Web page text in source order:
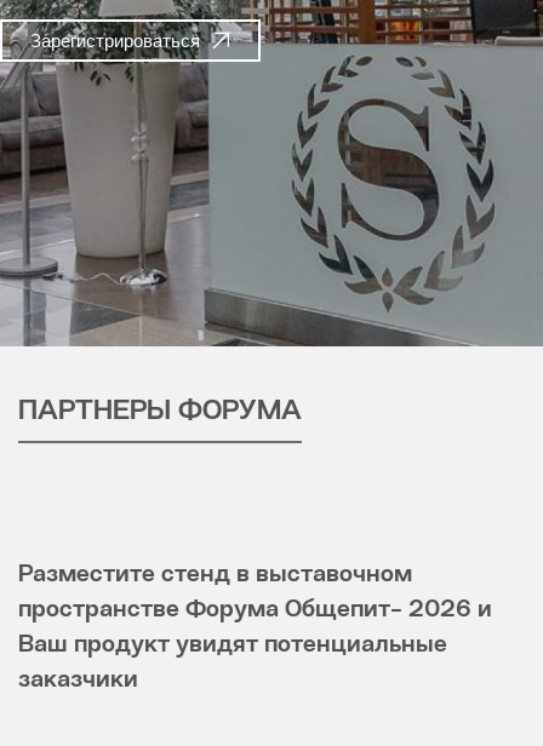
Зарегистрироваться
ПАРТНЕРЫ ФОРУМА
Разместите стенд в выставочном
пространстве Форума Общепит- 2026 и
Ваш продукт увидят потенциальные
заказчики